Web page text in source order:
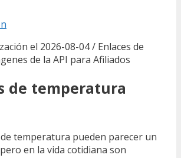
el 2026-08-04 / Enlaces de
de la API para Afiliados
de temperatura
temperatura pueden parecer un
en la vida cotidiana son